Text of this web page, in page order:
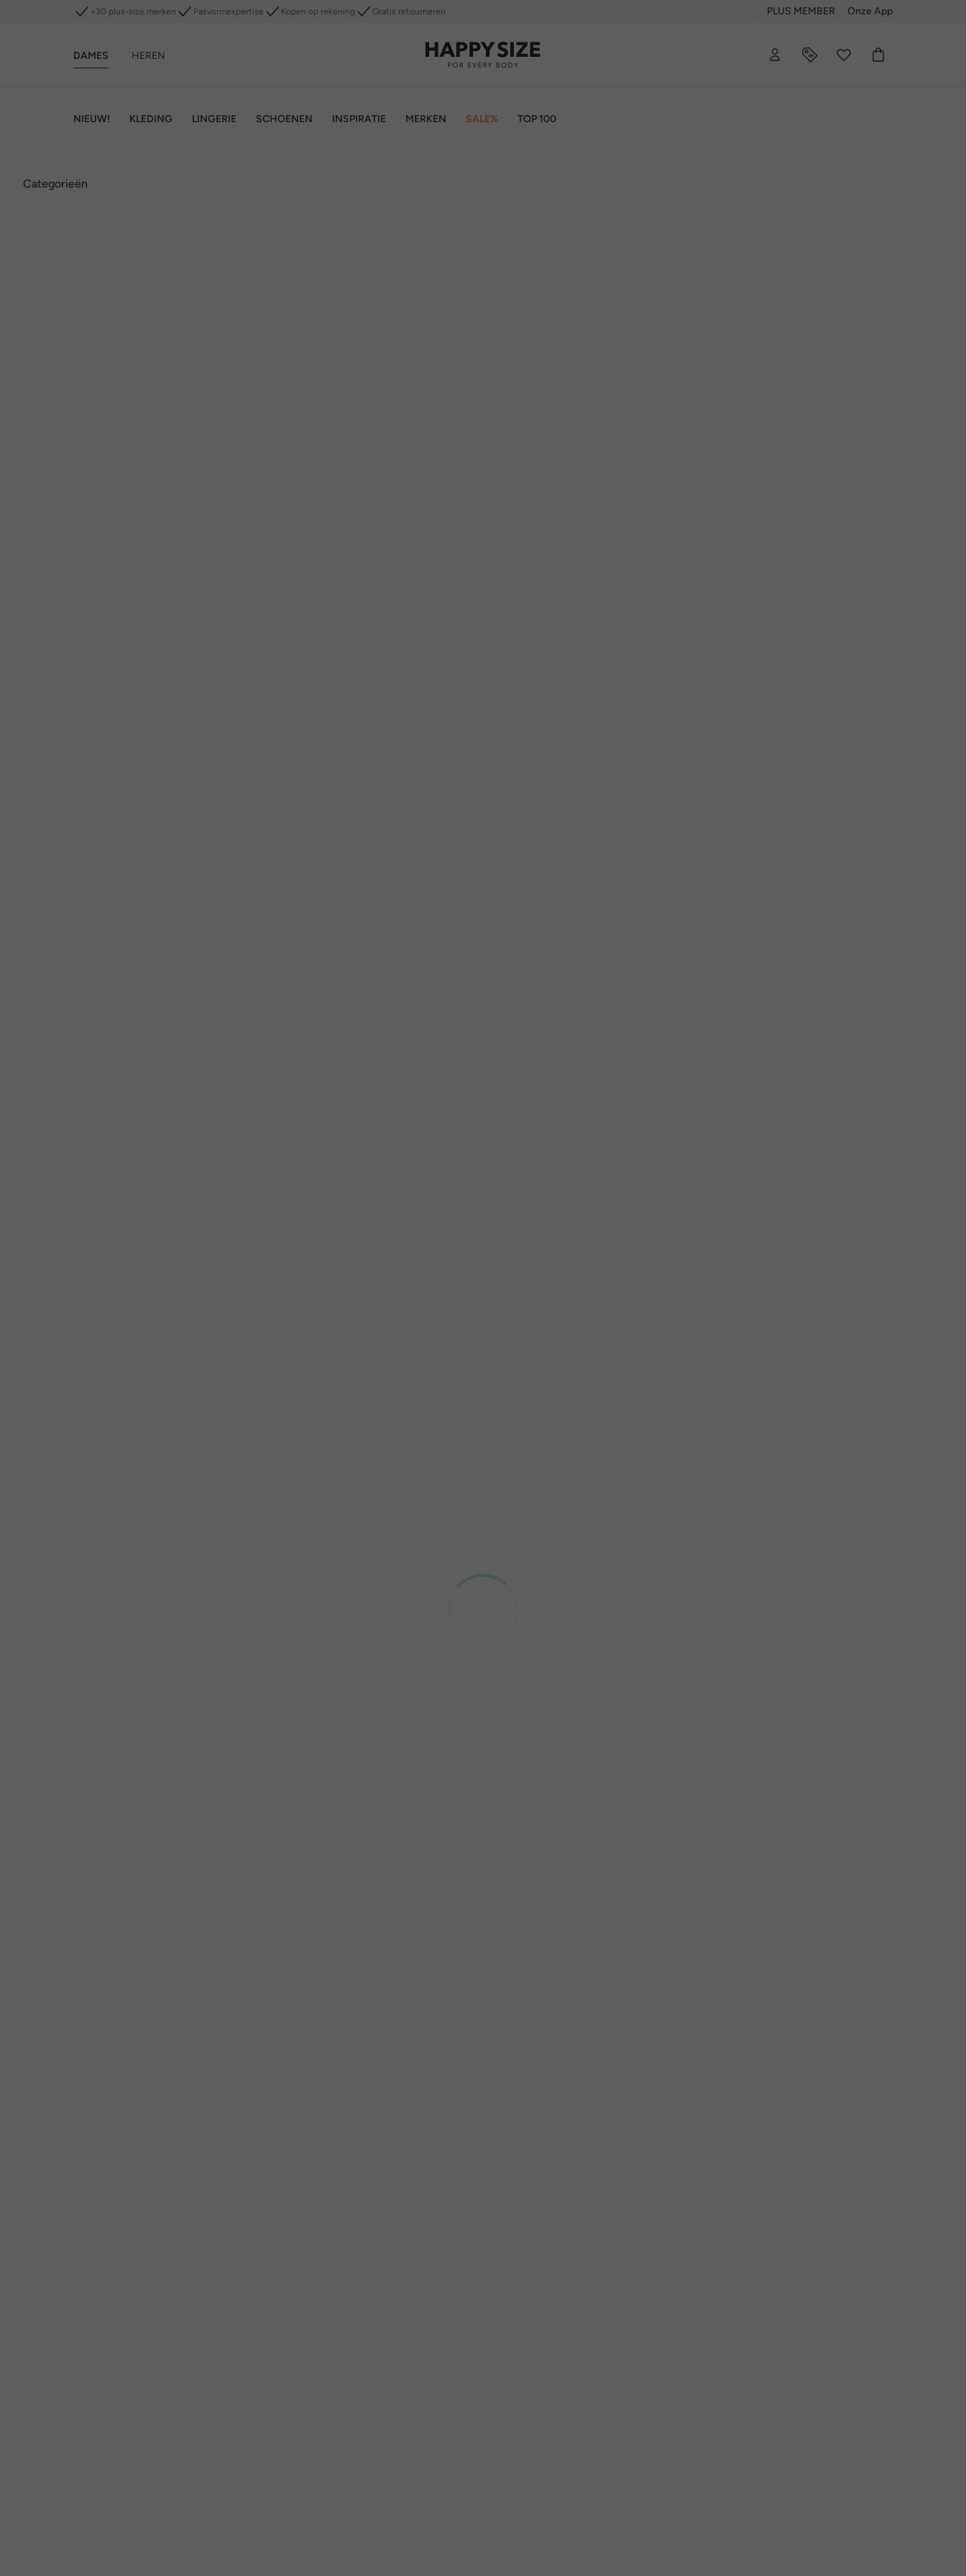
+30 plus-size merken Pasvormexpertise Kopen op rekening Gratis retourneren PLUS MEMBER Onze App
DAMES HEREN
NIEUW! KLEDING LINGERIE SCHOENEN INSPIRATIE MERKEN SALE% TOP 100
Categorieën